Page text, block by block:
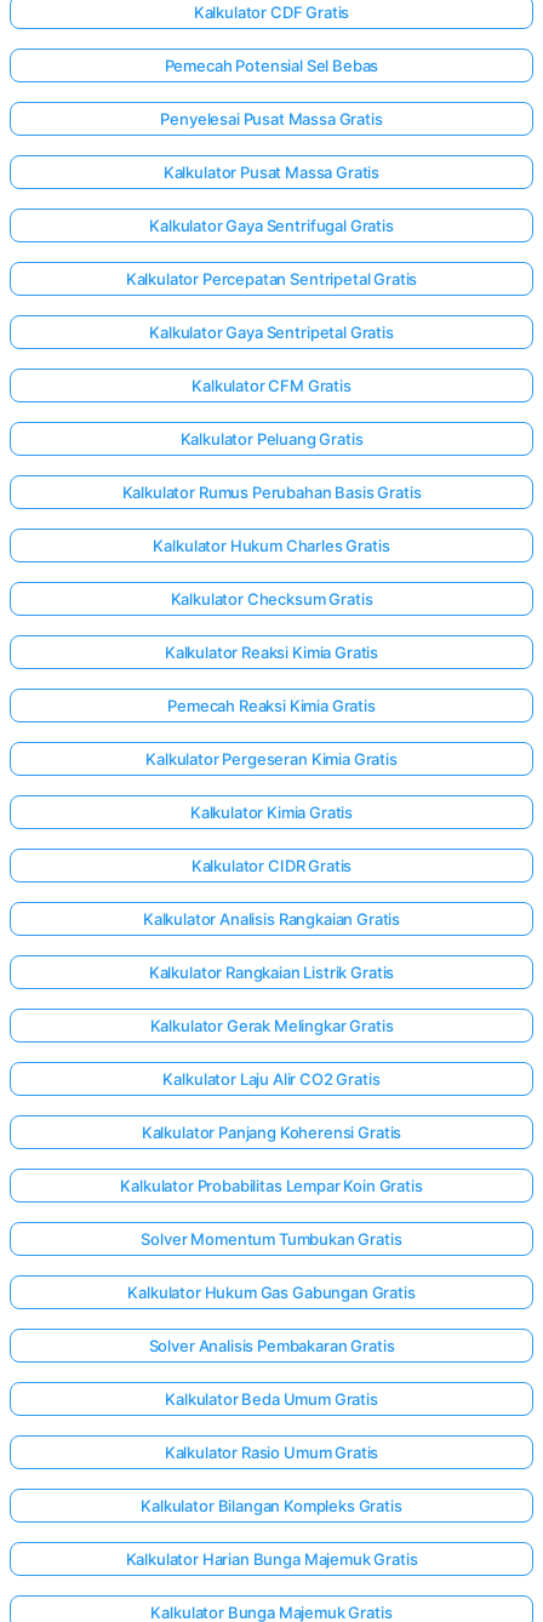
Kalkulator CDF Gratis
Pemecah Potensial Sel Bebas
Penyelesai Pusat Massa Gratis
Kalkulator Pusat Massa Gratis
Kalkulator Gaya Sentrifugal Gratis
Kalkulator Percepatan Sentripetal Gratis
Kalkulator Gaya Sentripetal Gratis
Kalkulator CFM Gratis
Kalkulator Peluang Gratis
Kalkulator Rumus Perubahan Basis Gratis
Kalkulator Hukum Charles Gratis
Kalkulator Checksum Gratis
Kalkulator Reaksi Kimia Gratis
Pemecah Reaksi Kimia Gratis
Kalkulator Pergeseran Kimia Gratis
Kalkulator Kimia Gratis
Kalkulator CIDR Gratis
Kalkulator Analisis Rangkaian Gratis
Kalkulator Rangkaian Listrik Gratis
Kalkulator Gerak Melingkar Gratis
Kalkulator Laju Alir CO2 Gratis
Kalkulator Panjang Koherensi Gratis
Kalkulator Probabilitas Lempar Koin Gratis
Solver Momentum Tumbukan Gratis
Kalkulator Hukum Gas Gabungan Gratis
Solver Analisis Pembakaran Gratis
Kalkulator Beda Umum Gratis
Kalkulator Rasio Umum Gratis
Kalkulator Bilangan Kompleks Gratis
Kalkulator Harian Bunga Majemuk Gratis
Kalkulator Bunga Majemuk Gratis